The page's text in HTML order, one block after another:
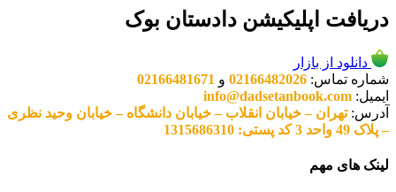
دریافت اپلیکیشن دادستان بوک
دانلود از بازار
شماره تماس: 02166482026 و 02166481671
ایمیل: info@dadsetanbook.com
آدرس:تهران – خیابان انقلاب – خیابان دانشگاه – خیابان وحید نظری
– پلاک 49 واحد 3 کد پستی: 1315686310
لینک های مهم